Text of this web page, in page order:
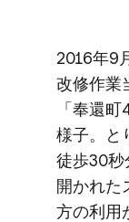
2016年9
改修作業
「奉還
様子。​と
徒歩30秒
開かれた​
方の​利用